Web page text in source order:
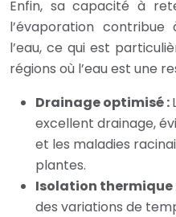
Enfin, sa capacité à
l’évaporation
l’eau, ce qui est
régions où l’eau est une
Drainage optimisé :
excellent drainage,
et les maladies
plantes.
Isolation thermique
des variations de